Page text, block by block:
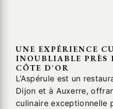
UNE EXPÉRIENCE
INOUBLIABLE PRÈS
CÔTE D'OR
L’Aspérule est un
Dijon et à Auxerre,
culinaire exceptionnelle